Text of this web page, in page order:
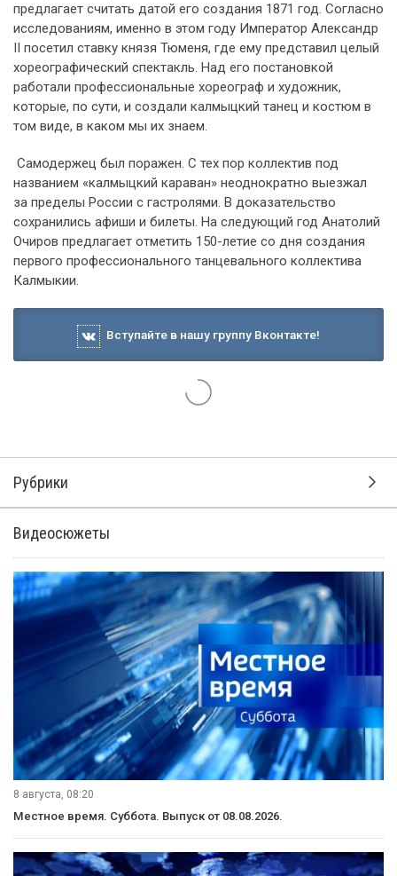
предлагает считать датой его создания 1871 год. Согласно
исследованиям, именно в этом году Император Александр
II посетил ставку князя Тюменя, где ему представил целый
хореографический спектакль. Над его постановкой
работали профессиональные хореограф и художник,
которые, по сути, и создали калмыцкий танец и костюм в
том виде, в каком мы их знаем.
Самодержец был поражен. С тех пор коллектив под
названием «калмыцкий караван» неоднократно выезжал
за пределы России с гастролями. В доказательство
сохранились афиши и билеты. На следующий год Анатолий
Очиров предлагает отметить 150-летие со дня создания
первого профессионального танцевального коллектива
Калмыкии.
Вступайте в нашу группу Вконтакте!
Рубрики
Видеосюжеты
8 августа, 08:20
Местное время. Суббота. Выпуск от 08.08.2026.